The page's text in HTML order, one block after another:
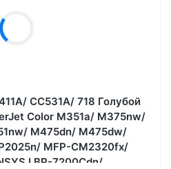
CC531A/ 718 Голубой
Color M351a/ M375nw/
M475dn/ M475dw/
MFP-CM2320fx/
LBP-7200Cdn/